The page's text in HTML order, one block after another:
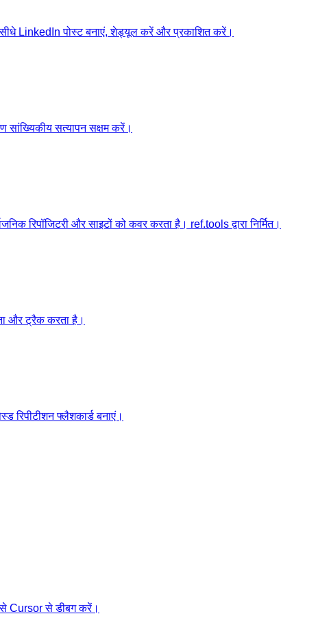
LinkedIn पोस्ट बनाएं, शेड्यूल करें और प्रकाशित करें।
सांख्यिकीय सत्यापन सक्षम करें।
रिपॉजिटरी और साइटों को कवर करता है। ref.tools द्वारा निर्मित।
और ट्रैक करता है।
रिपीटीशन फ्लैशकार्ड बनाएं।
Cursor से डीबग करें।